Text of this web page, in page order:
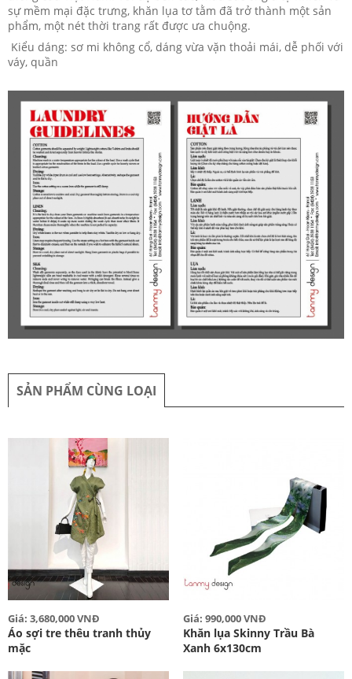
sự mềm mại đặc trưng, khăn lụa tơ tằm đã trở thành một sản
phẩm, một nét thời trang rất được ưa chuộng.
Kiểu dáng: sơ mi không cổ, dáng vừa vặn thoải mái, dễ phối với
váy, quần
SẢN PHẨM CÙNG LOẠI
Giá: 3,680,000 VNĐ
Áo sợi tre thêu tranh thủy
mặc
Giá: 990,000 VNĐ
Khăn lụa Skinny Trầu Bà
Xanh 6x130cm